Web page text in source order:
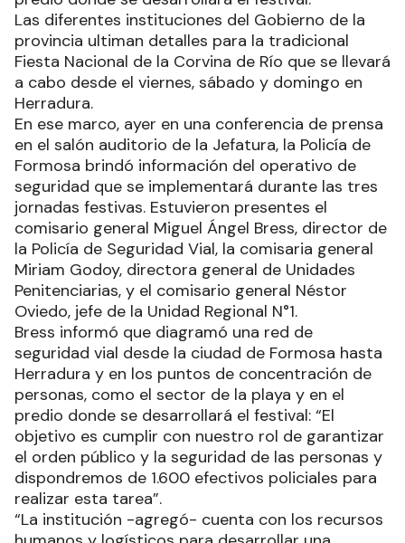
Las diferentes instituciones del Gobierno de la
provincia ultiman detalles para la tradicional
Fiesta Nacional de la Corvina de Río que se llevará
a cabo desde el viernes, sábado y domingo en
Herradura.
En ese marco, ayer en una conferencia de prensa
en el salón auditorio de la Jefatura, la Policía de
Formosa brindó información del operativo de
seguridad que se implementará durante las tres
jornadas festivas. Estuvieron presentes el
comisario general Miguel Ángel Bress, director de
la Policía de Seguridad Vial, la comisaria general
Miriam Godoy, directora general de Unidades
Penitenciarias, y el comisario general Néstor
Oviedo, jefe de la Unidad Regional N°1.
Bress informó que diagramó una red de
seguridad vial desde la ciudad de Formosa hasta
Herradura y en los puntos de concentración de
personas, como el sector de la playa y en el
predio donde se desarrollará el festival: “El
objetivo es cumplir con nuestro rol de garantizar
el orden público y la seguridad de las personas y
dispondremos de 1.600 efectivos policiales para
realizar esta tarea”.
“La institución -agregó- cuenta con los recursos